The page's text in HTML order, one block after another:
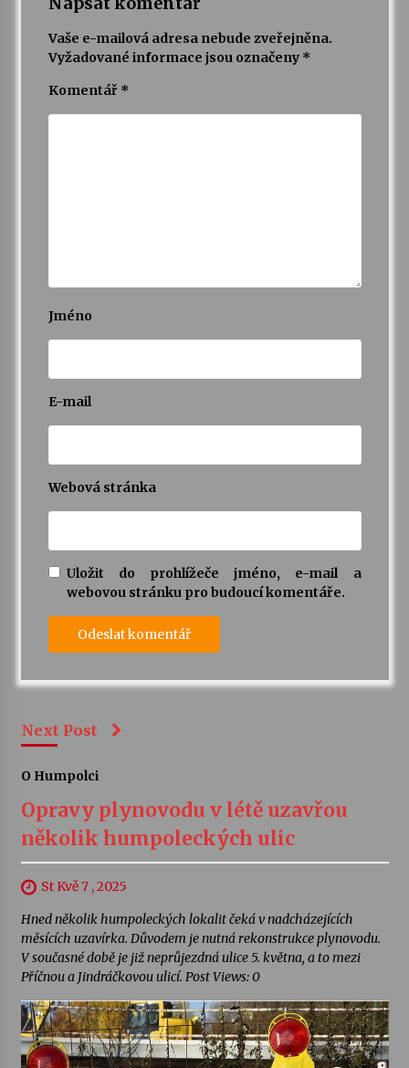
Varhanní recitál Michala Novenka v Klášteře
Želiv
Vaše e-mailová adresa nebude zveřejněna.
Vyžadované informace jsou označeny *
Komentář *
Jméno
E-mail
Webová stránka
Uložit do prohlížeče jméno, e-mail a
webovou stránku pro budoucí komentáře.
Next Post
O Humpolci
Opravy plynovodu v létě uzavřou
několik humpoleckých ulic
St Kvě 7 , 2025
Hned několik humpoleckých lokalit čeká v nadcházejících
měsících uzavírka. Důvodem je nutná rekonstrukce plynovodu.
V současné době je již neprůjezdná ulice 5. května, a to mezi
Příčnou a Jindráčkovou ulicí. Post Views: 0